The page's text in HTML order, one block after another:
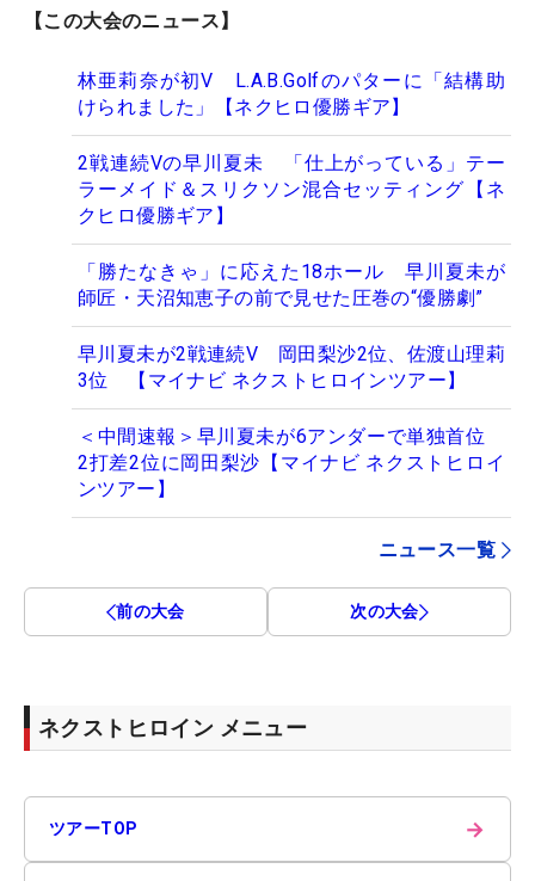
【この大会のニュース】
林亜莉奈が初V L.A.B.Golfのパターに「結構助
けられました」【ネクヒロ優勝ギア】
2戦連続Vの早川夏未 「仕上がっている」テー
ラーメイド＆スリクソン混合セッティング【ネ
クヒロ優勝ギア】
「勝たなきゃ」に応えた18ホール 早川夏未が
師匠・天沼知恵子の前で見せた圧巻の“優勝劇”
早川夏未が2戦連続V 岡田梨沙2位、佐渡山理莉
3位 【マイナビ ネクストヒロインツアー】
＜中間速報＞早川夏未が6アンダーで単独首位
2打差2位に岡田梨沙【マイナビ ネクストヒロイ
ンツアー】
ニュース一覧
前の大会 次の大会
ネクストヒロイン メニュー
ツアーTOP →